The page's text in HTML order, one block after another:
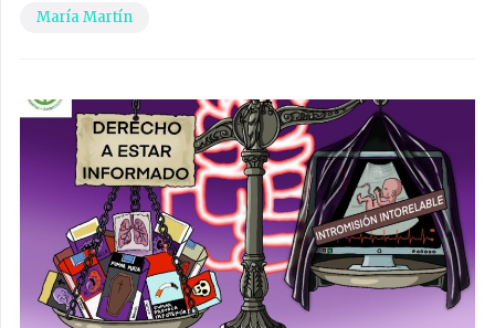
María Martín